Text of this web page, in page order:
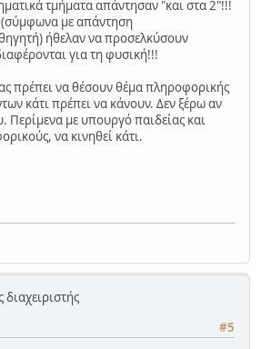
τμήματα απάντησαν "και στα 2"!!!
(σύμφωνα με απάντηση
ήθελαν να προσελκύσουν
για τη φυσική!!!
πρέπει να θέσουν θέμα πληροφορικής
κάτι πρέπει να κάνουν. Δεν ξέρω αν
Περίμενα με υπουργό παιδείας και
να κινηθεί κάτι.
διαχειριστής
#5